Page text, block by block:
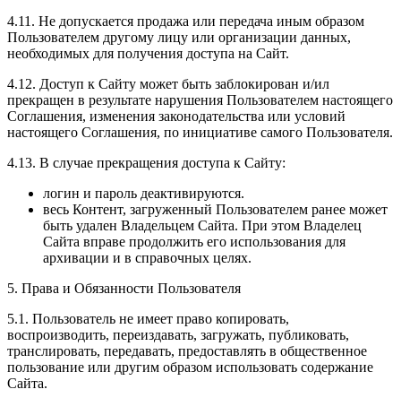
4.11. Не допускается продажа или передача иным образом
Пользователем другому лицу или организации данных,
необходимых для получения доступа на Сайт.
4.12. Доступ к Сайту может быть заблокирован и/ил
прекращен в результате нарушения Пользователем настоящего
Соглашения, изменения законодательства или условий
настоящего Соглашения, по инициативе самого Пользователя.
4.13. В случае прекращения доступа к Сайту:
логин и пароль деактивируются.
весь Контент, загруженный Пользователем ранее может
быть удален Владельцем Сайта. При этом Владелец
Сайта вправе продолжить его использования для
архивации и в справочных целях.
5. Права и Обязанности Пользователя
5.1. Пользователь не имеет право копировать,
воспроизводить, переиздавать, загружать, публиковать,
транслировать, передавать, предоставлять в общественное
пользование или другим образом использовать содержание
Сайта.